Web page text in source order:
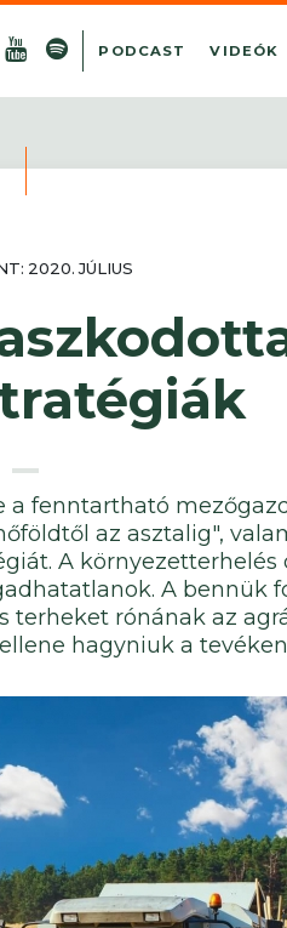
PODCAST VIDEÓK
2020. JÚLIUS
–
fenntartható
az asztalig",
A környezetterhelés
A bennük
terheket rónának az
hagyniuk a